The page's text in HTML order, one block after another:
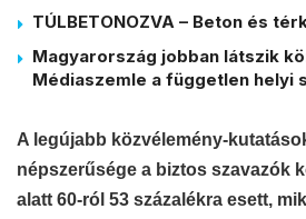
TÚLBETONOZVA – Beton és
Magyarország jobban látszik
Médiaszemle a független helyi
A legújabb közvélemény-
népszerűsége a biztos szavazók
alatt 60-ról 53 százalékra esett,